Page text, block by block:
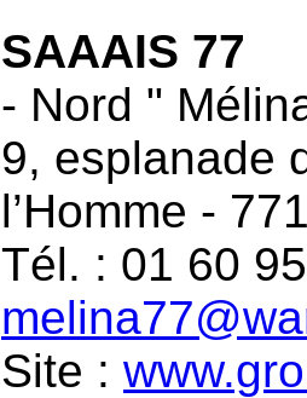
SAAAIS 77
- Nord "
9, esplanade
l’Homme -
Tél. : 01 60
Site :